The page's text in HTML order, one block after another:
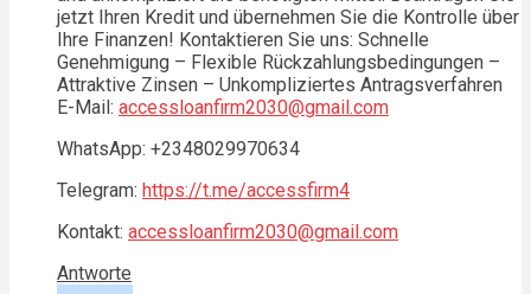
jetzt Ihren Kredit und übernehmen Sie die Kontrolle über
Ihre Finanzen! Kontaktieren Sie uns: Schnelle
Genehmigung – Flexible Rückzahlungsbedingungen –
Attraktive Zinsen – Unkompliziertes Antragsverfahren
E-Mail: accessloanfirm2030@gmail.com
WhatsApp: +2348029970634
Telegram: https://t.me/accessfirm4
Kontakt: accessloanfirm2030@gmail.com
Antworte